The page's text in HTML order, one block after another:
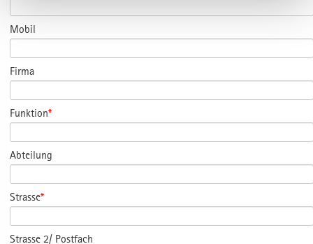
Mobil
Firma
Funktion*
Abteilung
Strasse*
Strasse 2/ Postfach